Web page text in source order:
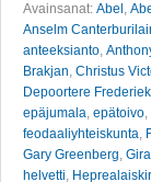
Avainsanat: Abel ,
Anselm
anteeksianto,
Brakjan, Christus
Depoortere Frederiek
epäjumala, epätoivo,
feodaaliyhteiskunta,
Gary Greenberg,
helvetti,